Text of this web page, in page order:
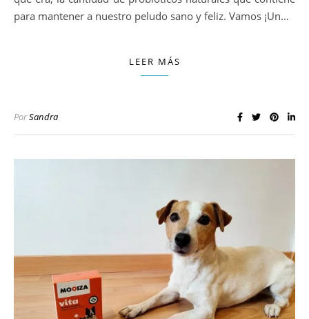
para mantener a nuestro peludo sano y feliz. Vamos ¡Un…
LEER MÁS
PorSandra